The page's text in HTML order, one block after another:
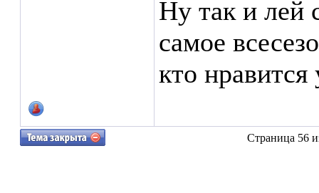
Ну так и лей
самое
кто
Страница 56